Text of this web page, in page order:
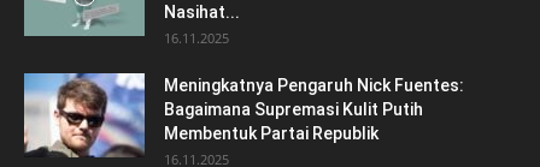
Nasihat...
16.11.2025
Meningkatnya Pengaruh Nick Fuentes:
Bagaimana Supremasi Kulit Putih
Membentuk Partai Republik
16.11.2025